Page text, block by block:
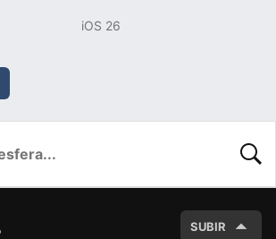
iOS 26
SUBIR